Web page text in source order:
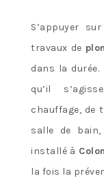
S’appuyer
travaux de
dans la
qu’il
chauffage, de
salle de
installé à
la fois la